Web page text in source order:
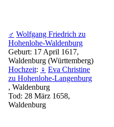
♂ Wolfgang Friedrich zu
Hohenlohe-Waldenburg
Geburt: 17 April 1617,
Waldenburg (Württemberg)
Hochzeit: ♀ Eva Christine
zu Hohenlohe-Langenburg
, Waldenburg
Tod: 28 März 1658,
Waldenburg